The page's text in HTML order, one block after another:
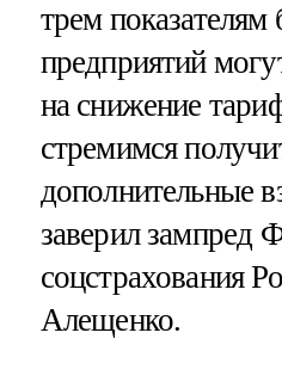
трем
предприятий
на снижение
стремимся
дополнительные
заверил зампред
соцстрахования
Алещенко.